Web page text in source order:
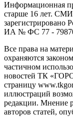
Информационная
старше 16 лет.
зарегистрировано
ИА № ФС 77 - 79870
Все права на
охраняются
частичном
новостей ТК
страницу
иллюстраций
редакции. Мнение
авторов статей,